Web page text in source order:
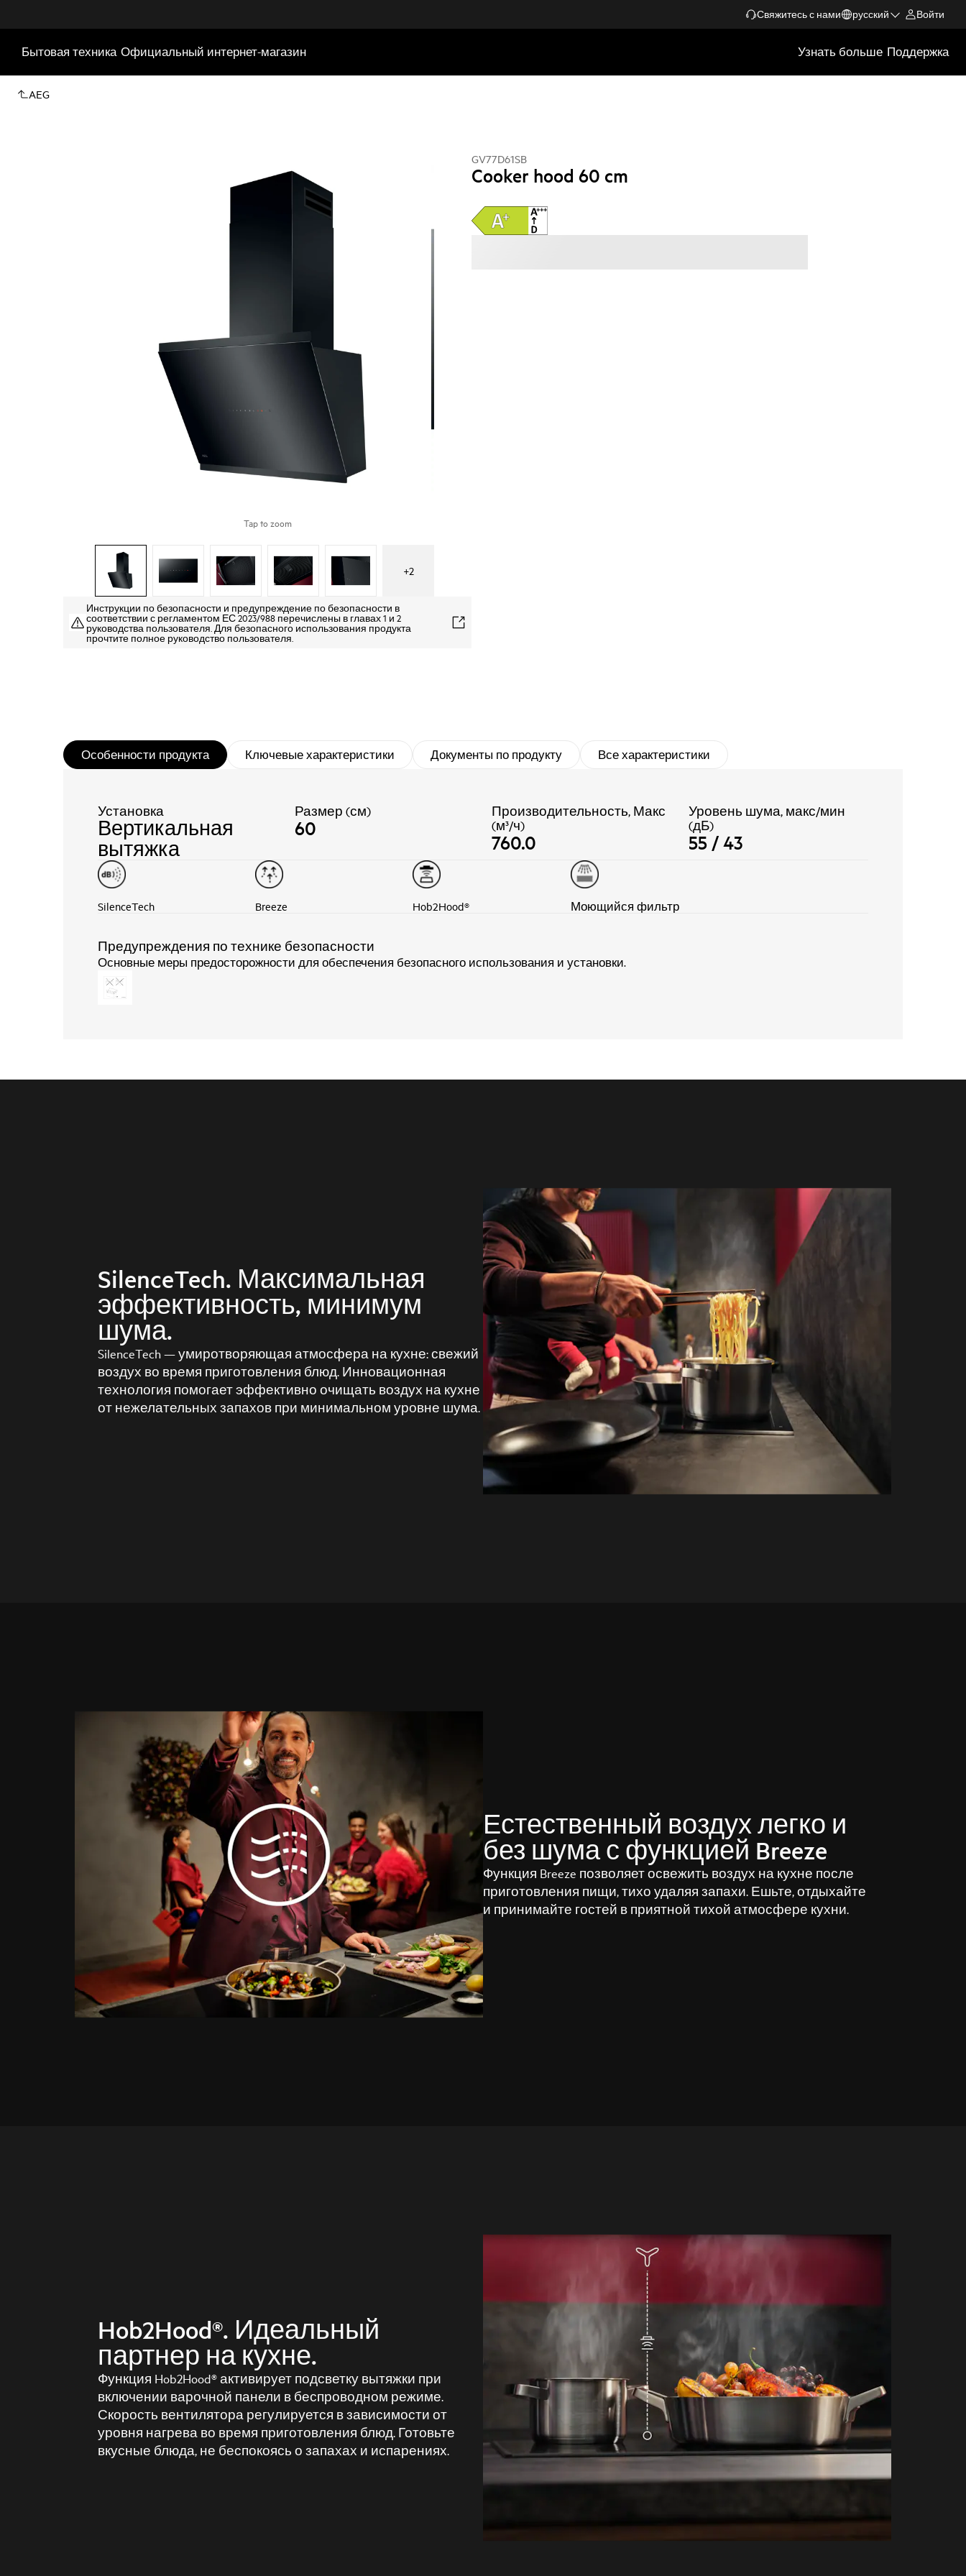
Свяжитесь с нами русский Войти
Бытовая техника Официальный интернет-магазин Узнать больше Поддержка
AEG
Tap to zoom
+2
Инструкции по безопасности и предупреждение по безопасности в
соответствии с регламентом ЕС 2023/988 перечислены в главах 1 и 2
руководства пользователя. Для безопасного использования продукта
прочтите полное руководство пользователя.
GV77D61SB
Cooker hood 60 cm
Особенности продукта Ключевые характеристики Документы по продукту Все характеристики
Установка
Вертикальная
вытяжка
Размер (см)
60
Производительность, Макс
(м³/ч)
760.0
Уровень шума, макс/мин
(дБ)
55 / 43
SilenceTech Breeze Hob2Hood® Моющийся фильтр
Предупреждения по технике безопасности
Основные меры предосторожности для обеспечения безопасного использования и установки.
SilenceTech. Максимальная
эффективность, минимум
шума.
SilenceTech — умиротворяющая атмосфера на кухне: свежий
воздух во время приготовления блюд. Инновационная
технология помогает эффективно очищать воздух на кухне
от нежелательных запахов при минимальном уровне шума.
Естественный воздух легко и
без шума с функцией Breeze
Функция Breeze позволяет освежить воздух на кухне после
приготовления пищи, тихо удаляя запахи. Ешьте, отдыхайте
и принимайте гостей в приятной тихой атмосфере кухни.
Hob2Hood®. Идеальный
партнер на кухне.
Функция Hob2Hood® активирует подсветку вытяжки при
включении варочной панели в беспроводном режиме.
Скорость вентилятора регулируется в зависимости от
уровня нагрева во время приготовления блюд. Готовьте
вкусные блюда, не беспокоясь о запахах и испарениях.